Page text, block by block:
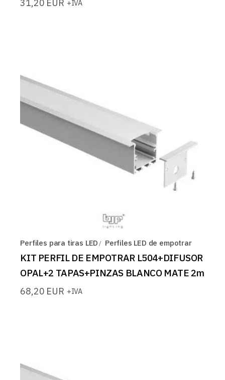
31,20 EUR +IVA
Perfiles para tiras LED Perfiles LED de empotrar
KIT PERFIL DE EMPOTRAR L504+DIFUSOR
OPAL+2 TAPAS+PINZAS BLANCO MATE 2m
68,20 EUR +IVA